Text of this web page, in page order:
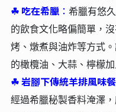
☘︎ 吃在希臘： 希臘有悠
的飲食文化略偏簡單，
烤、燉煮與油炸等方式
的橄欖油、大蒜、檸檬
☘︎岩腳下傳統羊排風味餐
經過希臘秘製香料淹澤